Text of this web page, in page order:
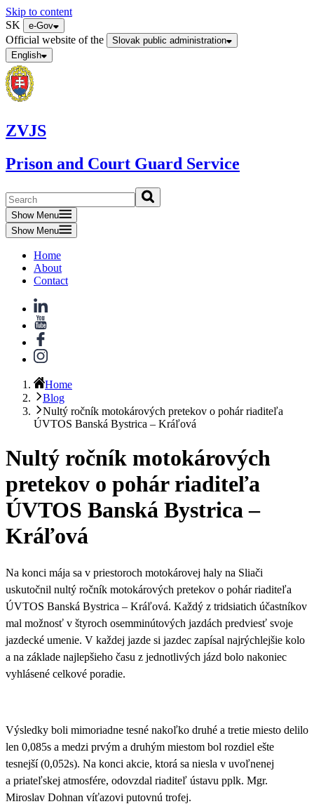
Skip to content
SK
e-Gov
Official website of the
Slovak public administration
English
ZVJS
Prison and Court Guard Service
Show Menu
Show Menu
Home
About
Contact
Home
Blog
Nultý ročník motokárových pretekov o pohár riaditeľa
ÚVTOS Banská Bystrica – Kráľová
Nultý ročník motokárových
pretekov o pohár riaditeľa
ÚVTOS Banská Bystrica –
Kráľová
Na konci mája sa v priestoroch motokárovej haly na Sliači
uskutočnil nultý ročník motokárových pretekov o pohár riaditeľa
ÚVTOS Banská Bystrica – Kráľová. Každý z tridsiatich účastníkov
mal možnosť v štyroch osemminútových jazdách predviesť svoje
jazdecké umenie. V každej jazde si jazdec zapísal najrýchlejšie kolo
a na základe najlepšieho času z jednotlivých jázd bolo nakoniec
vyhlásené celkové poradie.
Výsledky boli mimoriadne tesné nakoľko druhé a tretie miesto delilo
len 0,085s a medzi prvým a druhým miestom bol rozdiel ešte
tesnejší (0,052s). Na konci akcie, ktorá sa niesla v uvoľnenej
a priateľskej atmosfére, odovzdal riaditeľ ústavu pplk. Mgr.
Miroslav Dohnan víťazovi putovnú trofej.